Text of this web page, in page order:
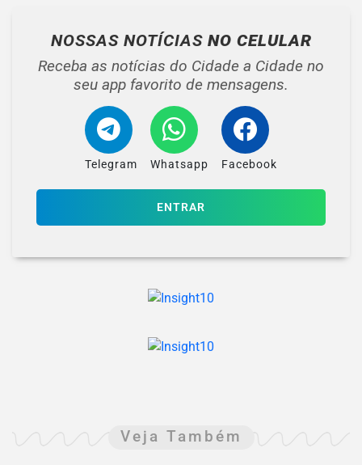
NOSSAS NOTÍCIAS NO CELULAR
Receba as notícias do Cidade a Cidade no
seu app favorito de mensagens.
Telegram Whatsapp Facebook
ENTRAR
Veja Também